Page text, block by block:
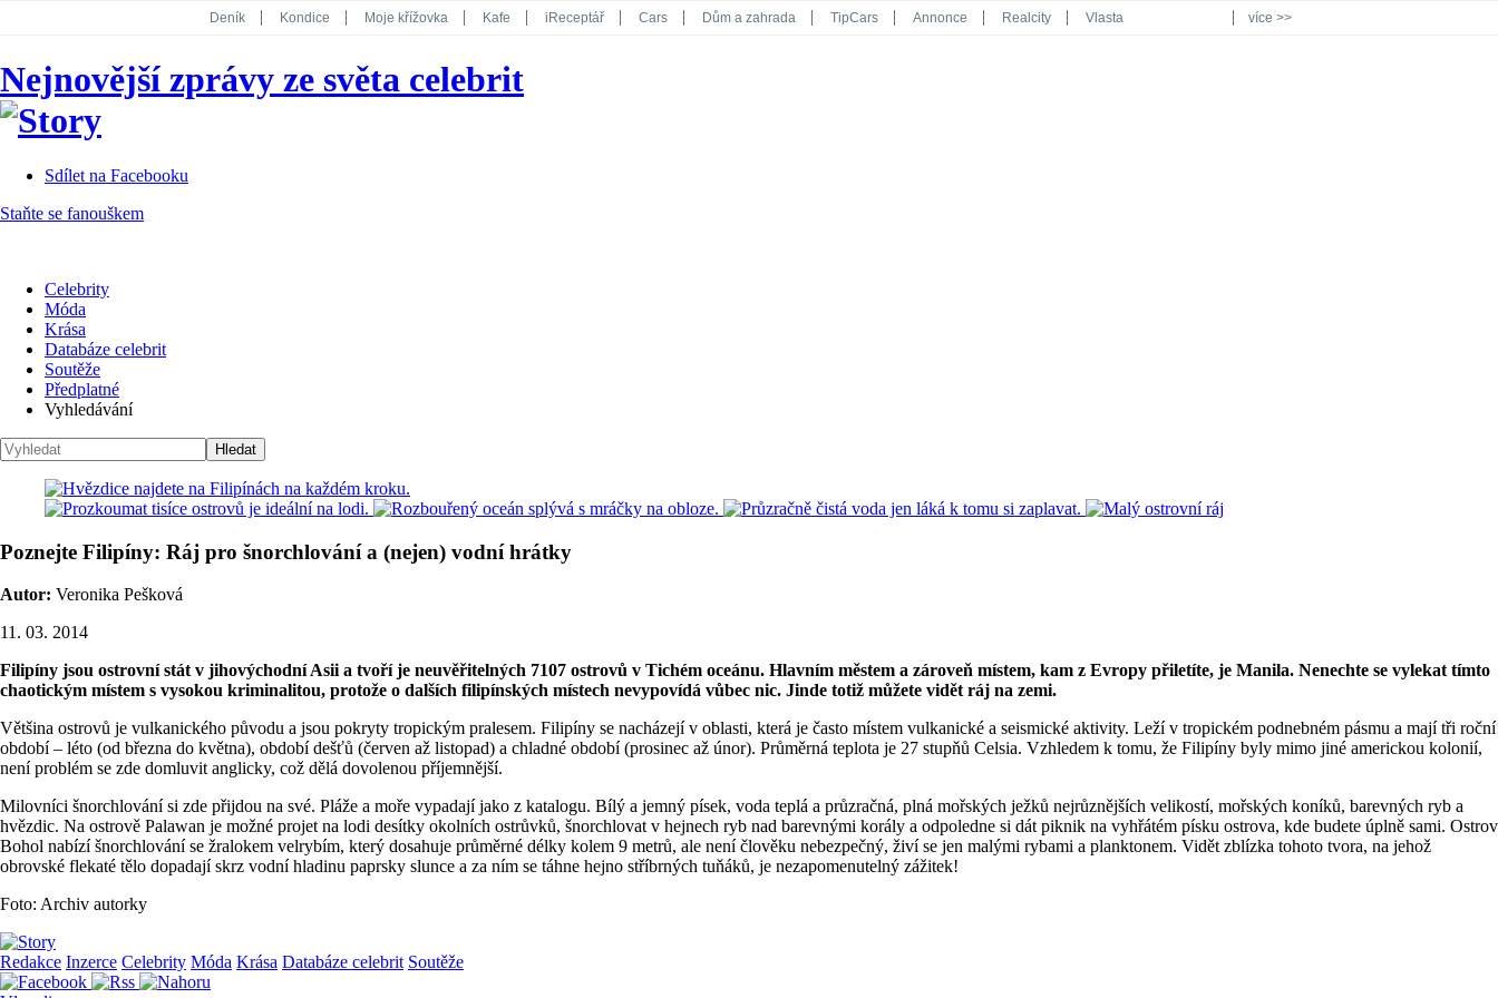
Deník Kondice Moje křížovka Kafe iReceptář Cars Dům a zahrada TipCars Annonce Realcity Vlasta
Koktejl
více >>
Nejnovější zprávy ze světa celebrit
Sdílet na Facebooku
Staňte se fanouškem
Celebrity
Móda
Krása
Databáze celebrit
Soutěže
Předplatné
Vyhledávání
Poznejte Filipíny: Ráj pro šnorchlování a (nejen) vodní hrátky
Autor: Veronika Pešková
11. 03. 2014
Filipíny jsou ostrovní stát v jihovýchodní Asii a tvoří je neuvěřitelných 7107 ostrovů v Tichém oceánu. Hlavním městem a zároveň místem, kam z Evropy přiletíte, je Manila. Nenechte se vylekat tímto
chaotickým místem s vysokou kriminalitou, protože o dalších filipínských místech nevypovídá vůbec nic. Jinde totiž můžete vidět ráj na zemi.
Většina ostrovů je vulkanického původu a jsou pokryty tropickým pralesem. Filipíny se nacházejí v oblasti, která je často místem vulkanické a seismické aktivity. Leží v tropickém podnebném pásmu a mají tři roční
období – léto (od března do května), období dešťů (červen až listopad) a chladné období (prosinec až únor). Průměrná teplota je 27 stupňů Celsia. Vzhledem k tomu, že Filipíny byly mimo jiné americkou kolonií,
není problém se zde domluvit anglicky, což dělá dovolenou příjemnější.
Milovníci šnorchlování si zde přijdou na své. Pláže a moře vypadají jako z katalogu. Bílý a jemný písek, voda teplá a průzračná, plná mořských ježků nejrůznějších velikostí, mořských koníků, barevných ryb a
hvězdic. Na ostrově Palawan je možné projet na lodi desítky okolních ostrůvků, šnorchlovat v hejnech ryb nad barevnými korály a odpoledne si dát piknik na vyhřátém písku ostrova, kde budete úplně sami. Ostrov
Bohol nabízí šnorchlování se žralokem velrybím, který dosahuje průměrné délky kolem 9 metrů, ale není člověku nebezpečný, živí se jen malými rybami a planktonem. Vidět zblízka tohoto tvora, na jehož
obrovské flekaté tělo dopadají skrz vodní hladinu paprsky slunce a za ním se táhne hejno stříbrných tuňáků, je nezapomenutelný zážitek!
Foto: Archiv autorky
Redakce Inzerce Celebrity Móda Krása Databáze celebrit Soutěže